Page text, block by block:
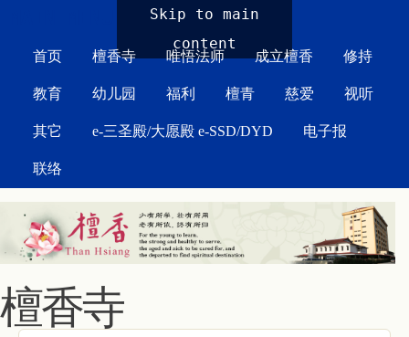
Skip to main
content
首页 檀香寺 唯悟法师 成立檀香 修持
教育 幼儿园 福利 檀青 慈爱 视听
其它 e-三圣殿/大愿殿 e-SSD/DYD 电子报
联络
檀香寺